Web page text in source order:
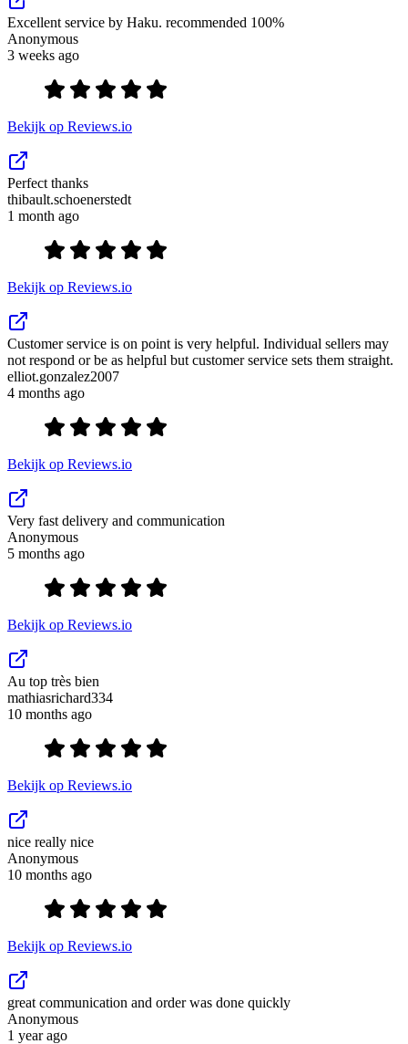
Excellent service by Haku. recommended 100%
Anonymous
3 weeks ago
Bekijk op Reviews.io
Perfect thanks
thibault.schoenerstedt
1 month ago
Bekijk op Reviews.io
Customer service is on point is very helpful. Individual sellers may
not respond or be as helpful but customer service sets them straight.
elliot.gonzalez2007
4 months ago
Bekijk op Reviews.io
Very fast delivery and communication
Anonymous
5 months ago
Bekijk op Reviews.io
Au top très bien
mathiasrichard334
10 months ago
Bekijk op Reviews.io
nice really nice
Anonymous
10 months ago
Bekijk op Reviews.io
great communication and order was done quickly
Anonymous
1 year ago